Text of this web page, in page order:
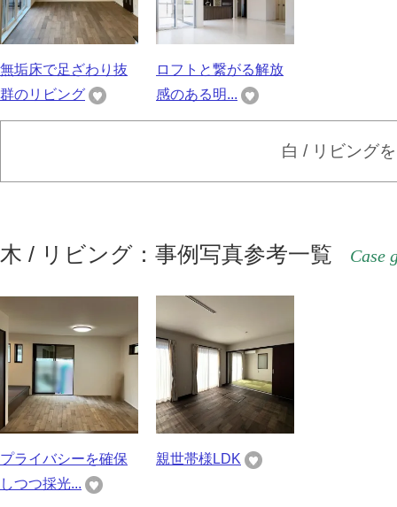
無垢床で足ざわり抜
群のリビング
ロフトと繋がる解放
感のある明...
白 / リビング
木 / リビング：事例写真参考一覧 Case
プライバシーを確保
しつつ採光...
親世帯様LDK